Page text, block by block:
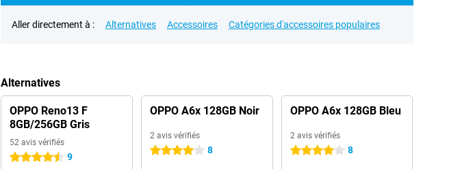
Aller directement à : Alternatives Accessoires Catégories d'accessoires populaires
Alternatives
OPPO Reno13 F
8GB/256GB Gris
52 avis vérifiés
4.5 étoiles 9
OPPO A6x 128GB Noir
2 avis vérifiés
4 étoiles 8
OPPO A6x 128GB Bleu
2 avis vérifiés
4 étoiles 8